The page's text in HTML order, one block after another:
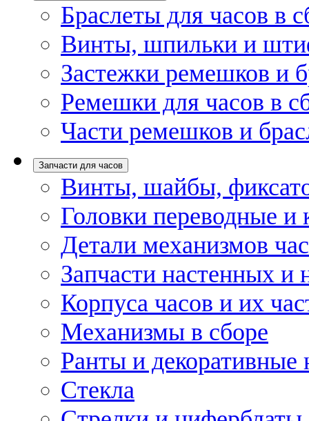
Браслеты для часов в
Винты, шпильки и
Застежки ремешков и
Ремешки для часов в
Части ремешков и
Запчасти для часов
Винты, шайбы,
Головки переводные и
Детали механизмов
Запчасти настенных и
Корпуса часов и их
Механизмы в сборе
Ранты и декоративные
Стекла